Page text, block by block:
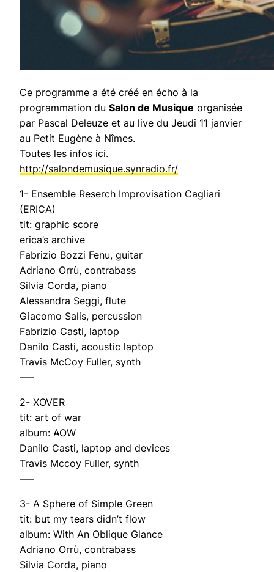
Ce programme a été créé en écho à la
programmation du Salon de Musique organisée
par Pascal Deleuze et au live du Jeudi 11 janvier
au Petit Eugène à Nîmes.
Toutes les infos ici.
http://salondemusique.synradio.fr/
1- Ensemble Reserch Improvisation Cagliari
(ERICA)
tit: graphic score
erica’s archive
Fabrizio Bozzi Fenu, guitar
Adriano Orrù, contrabass
Silvia Corda, piano
Alessandra Seggi, flute
Giacomo Salis, percussion
Fabrizio Casti, laptop
Danilo Casti, acoustic laptop
Travis McCoy Fuller, synth
—–
2- XOVER
tit: art of war
album: AOW
Danilo Casti, laptop and devices
Travis Mccoy Fuller, synth
—–
3- A Sphere of Simple Green
tit: but my tears didn’t flow
album: With An Oblique Glance
Adriano Orrù, contrabass
Silvia Corda, piano